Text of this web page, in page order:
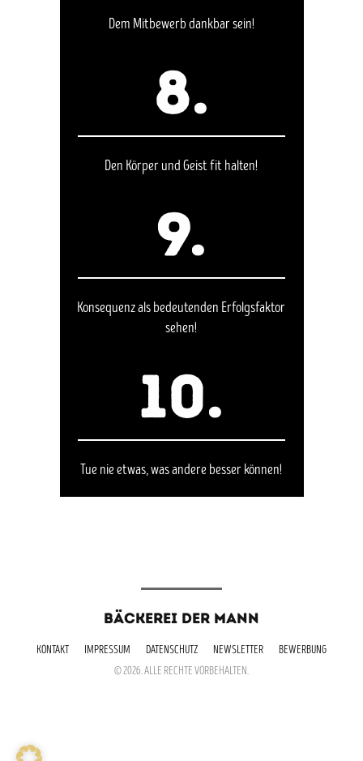
Dem Mitbewerb dankbar sein!
8.
Den Körper und Geist fit halten!
9.
Konsequenz als bedeutenden Erfolgsfaktor
sehen!
10.
Tue nie etwas, was andere besser können!
BÄCKEREI DER MANN
KONTAKT IMPRESSUM DATENSCHUTZ NEWSLETTER
BEWERBUNG
© 2026. ALLE RECHTE VORBEHALTEN.